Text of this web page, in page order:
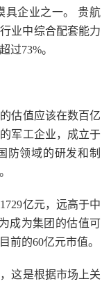
具企业之一。 贵航
业中综合配套能力
过73%。
估值应该在数百亿
军工企业，成立于
防领域的研发和制
亿元，远高于中
成为集团的估值可
前的60亿元市值。
这是根据市场上关